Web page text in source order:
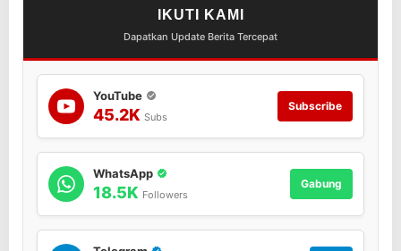
IKUTI KAMI
Dapatkan Update Berita Tercepat
YouTube
45.2K Subs
Subscribe
WhatsApp
18.5K Followers
Gabung